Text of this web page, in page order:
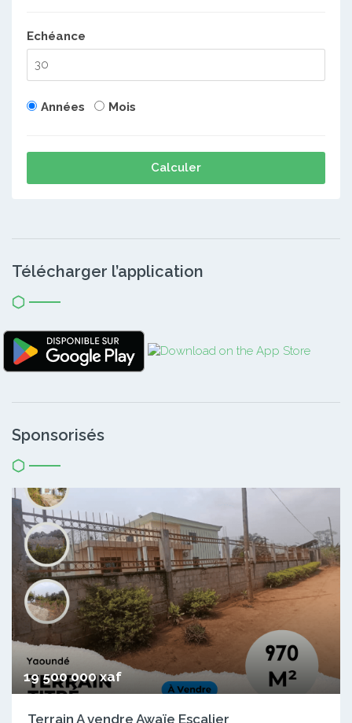
Echéance
Années Mois
Calculer
Télécharger l’application
Sponsorisés
19 500 000 xaf
Terrain A vendre Awaïe Escalier